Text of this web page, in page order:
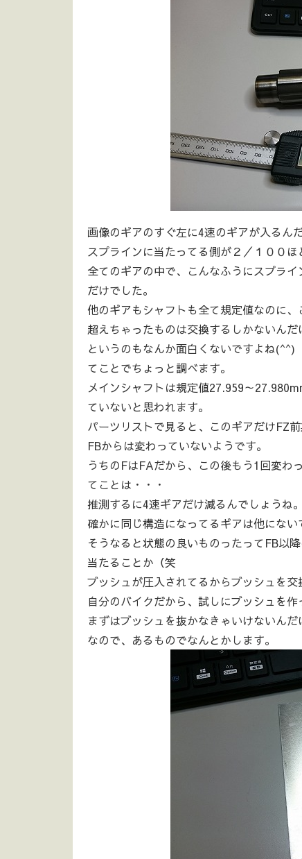
画像のギアのすぐ左に4速のギアが入るん
スプラインに当たってる側が２／１００ほ
全てのギアの中で、こんなふうにスプラ
だけでした。
他のギアもシャフトも全て規定値なのに
超えちゃったものは交換するしかないん
というのもなんか面白くないですよね(^^)
てことでちょっと調べます。
メインシャフトは規定値27.959～
ていないと思われます。
パーツリストで見ると、このギアだけFZ
FBからは変わっていないようです。
うちのFはFAだから、この後もう1回変わ
てことは・・・
推測するに4速ギアだけ減るんでしょうね。
確かに同じ構造になってるギアは他にない
そうなると状態の良いものったってFB以
当たることか（笑
ブッシュが圧入されてるからブッシュを
自分のバイクだから、試しにブッシュを作
まずはブッシュを抜かなきゃいけないん
なので、あるものでなんとかします。